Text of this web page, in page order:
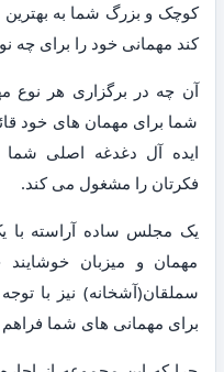
کوچک و بزرگ شما به
کند مهمانی خود را برای چه
آن چه در برگزاری هر
شما برای مهمان های خود
ایده آل دغدغه اصلی
فکرتان را مشغول می کند.
یک مجلس ساده آراسته با
مهمان و میزبان
سملقان(آشخانه) نیز با
برای مهمانی های شما